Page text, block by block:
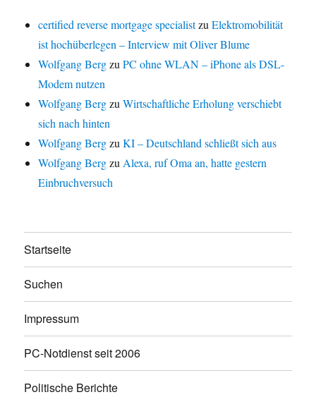
certified reverse mortgage specialistzuElektromobilität
ist hochüberlegen – Interview mit Oliver Blume
Wolfgang BergzuPC ohne WLAN – iPhone als DSL-
Modem nutzen
Wolfgang BergzuWirtschaftliche Erholung verschiebt
sich nach hinten
Wolfgang BergzuKI – Deutschland schließt sich aus
Wolfgang Bergzu Alexa, ruf Oma an, hatte gestern
Einbruchversuch
Startseite
Suchen
Impressum
PC-Notdienst seit 2006
Politische Berichte